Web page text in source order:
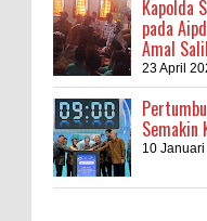
Kapolda
pada
Amal
23 April
Semakin
10